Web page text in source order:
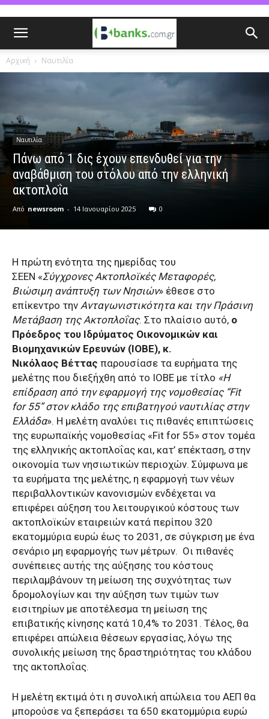
Αρχική Ναυτιλία
Ναυτιλία
Πάνω από 1 δις έχουν επενδυθεί για την
αναβάθμιση του στόλου από την ελληνική
ακτοπλοΐα
Από newsroom - 14 Ιανουαρίου 2025 0
Η πρώτη ενότητα της ημερίδας του
ΣΕΕΝ «Σύγχρονες Ακτοπλοϊκές Μεταφορές,
Βιώσιμη ανάπτυξη των Νησιών» έθεσε στο
επίκεντρο την Ανταγωνιστικότητα και την Πράσινη
Μετάβαση της Ακτοπλοΐας. Στο πλαίσιο αυτό, ο
Πρόεδρος του Ιδρύματος Οικονομικών και
Βιομηχανικών Ερευνών (ΙΟΒΕ), κ.
Νικόλαος Βέττας παρουσίασε τα ευρήματα της
μελέτης που διεξήχθη από το ΙΟΒΕ με τίτλο «Η
επίδραση από την εφαρμογή της νομοθεσίας “Fit
for55” στον κλάδο της επιβατηγού ναυτιλίας στην
Ελλάδα». Η μελέτη αναλύει τις πιθανές επιπτώσεις
της ευρωπαϊκής νομοθεσίας «Fit for 55» στον τομέα
της ελληνικής ακτοπλοΐας και, κατ’ επέκταση, στην
οικονομία των νησιωτικών περιοχών. Σύμφωνα με
τα ευρήματα της μελέτης, η εφαρμογή των νέων
περιβαλλοντικών κανονισμών ενδέχεται να
επιφέρει αύξηση του λειτουργικού κόστους των
ακτοπλοϊκών εταιρειών κατά περίπου 320
εκατομμύρια ευρώ έως το 2031, σε σύγκριση με ένα
σενάριο μη εφαρμογής των μέτρων. Οι πιθανές
συνέπειες αυτής της αύξησης του κόστους
περιλαμβάνουν τη μείωση της συχνότητας των
δρομολογίων και την αύξηση των τιμών των
εισιτηρίων με αποτέλεσμα τη μείωση της
επιβατικής κίνησης κατά 10,4% το 2031. Τέλος, θα
επιφέρει απώλεια θέσεων εργασίας, λόγω της
συνολικής μείωση της δραστηριότητας του κλάδου
της ακτοπλοΐας.
Η μελέτη εκτιμά ότι η συνολική απώλεια του ΑΕΠ θα
μπορούσε να ξεπεράσει τα 650 εκατομμύρια ευρώ